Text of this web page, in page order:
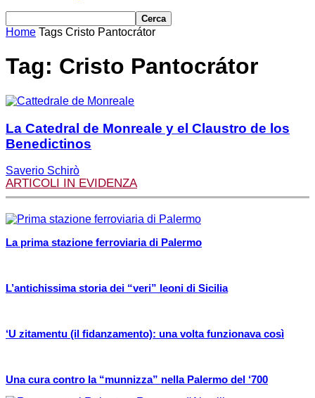
Home Tags Cristo Pantocrátor
Tag: Cristo Pantocrátor
La Catedral de Monreale y el Claustro de los
Benedictinos
Saverio Schirò
ARTICOLI IN EVIDENZA
La prima stazione ferroviaria di Palermo
L’antichissima storia dei “veri” leoni di Sicilia
‘U zitamentu (il fidanzamento): una volta funzionava così
Una cura contro la “munnizza” nella Palermo del ‘700